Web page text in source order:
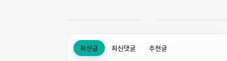
최신글 최신댓글 추천글